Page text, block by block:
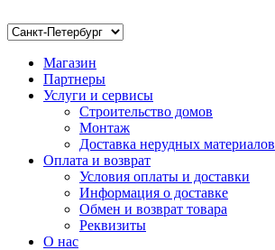
Магазин
Партнеры
Услуги и сервисы
Строительство домов
Монтаж
Доставка нерудных материалов
Оплата и возврат
Условия оплаты и доставки
Информация о доставке
Обмен и возврат товара
Реквизиты
О нас